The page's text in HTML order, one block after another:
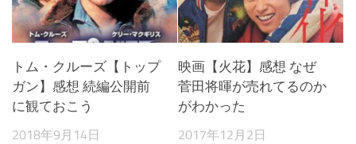
トム・クルーズ【トップ
ガン】感想 続編公開前
に観ておこう
2018年9月14日
映画【火花】感想 なぜ
菅田将暉が売れてるのか
がわかった
2017年12月2日